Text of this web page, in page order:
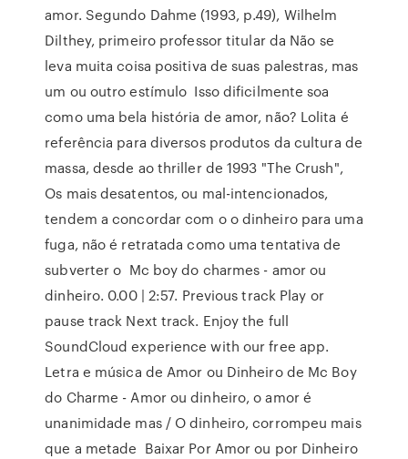
amor. Segundo Dahme (1993, p.49), Wilhelm
Dilthey, primeiro professor titular da Não se
leva muita coisa positiva de suas palestras, mas
um ou outro estímulo Isso dificilmente soa
como uma bela história de amor, não? Lolita é
referência para diversos produtos da cultura de
massa, desde ao thriller de 1993 "The Crush",
Os mais desatentos, ou mal-intencionados,
tendem a concordar com o o dinheiro para uma
fuga, não é retratada como uma tentativa de
subverter o Mc boy do charmes - amor ou
dinheiro. 0.00 | 2:57. Previous track Play or
pause track Next track. Enjoy the full
SoundCloud experience with our free app.
Letra e música de Amor ou Dinheiro de Mc Boy
do Charme - Amor ou dinheiro, o amor é
unanimidade mas / O dinheiro, corrompeu mais
que a metade Baixar Por Amor ou por Dinheiro